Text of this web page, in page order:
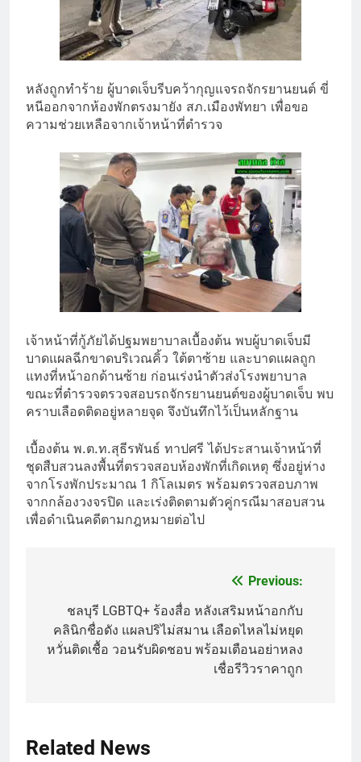
หลังถูกทำร้าย ผู้บาดเจ็บรีบคว้ากุญแจรถจักรยานยนต์ ขี่
หนีออกจากห้องพักตรงมายัง สภ.เมืองพัทยา เพื่อขอ
ความช่วยเหลือจากเจ้าหน้าที่ตำรวจ
เจ้าหน้าที่กู้ภัยได้ปฐมพยาบาลเบื้องต้น พบผู้บาดเจ็บมี
บาดแผลฉีกขาดบริเวณคิ้ว ใต้ตาซ้าย และบาดแผลถูก
แทงที่หน้าอกด้านซ้าย ก่อนเร่งนำตัวส่งโรงพยาบาล
ขณะที่ตำรวจตรวจสอบรถจักรยานยนต์ของผู้บาดเจ็บ พบ
คราบเลือดติดอยู่หลายจุด จึงบันทึกไว้เป็นหลักฐาน
เบื้องต้น พ.ต.ท.สุธีรพันธ์ ทาปศรี ได้ประสานเจ้าหน้าที่
ชุดสืบสวนลงพื้นที่ตรวจสอบห้องพักที่เกิดเหตุ ซึ่งอยู่ห่าง
จากโรงพักประมาณ 1 กิโลเมตร พร้อมตรวจสอบภาพ
จากกล้องวงจรปิด และเร่งติดตามตัวคู่กรณีมาสอบสวน
เพื่อดำเนินคดีตามกฎหมายต่อไป
navigation
Previous:
ชลบุรี LGBTQ+ ร้องสื่อ หลังเสริมหน้าอกกับ
คลินิกชื่อดัง แผลปริไม่สมาน เลือดไหลไม่หยุด
หวั่นติดเชื้อ วอนรับผิดชอบ พร้อมเตือนอย่าหลง
เชื่อรีวิวราคาถูก
Related News